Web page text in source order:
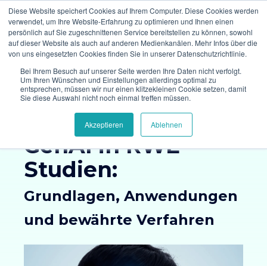
Diese Website speichert Cookies auf Ihrem Computer. Diese Cookies werden
verwendet, um Ihre Website-Erfahrung zu optimieren und Ihnen einen
persönlich auf Sie zugeschnittenen Service bereitstellen zu können, sowohl
auf dieser Website als auch auf anderen Medienkanälen. Mehr Infos über die
von uns eingesetzten Cookies finden Sie in unserer Datenschutzrichtlinie.
Bei Ihrem Besuch auf unserer Seite werden Ihre Daten nicht verfolgt.
Um Ihren Wünschen und Einstellungen allerdings optimal zu
entsprechen, müssen wir nur einen klitzekleinen Cookie setzen, damit
Sie diese Auswahl nicht noch einmal treffen müssen.
Akzeptieren Ablehnen
Whitepaper
GenAI in RWE-
Studien:
Grundlagen, Anwendungen
und bewährte Verfahren